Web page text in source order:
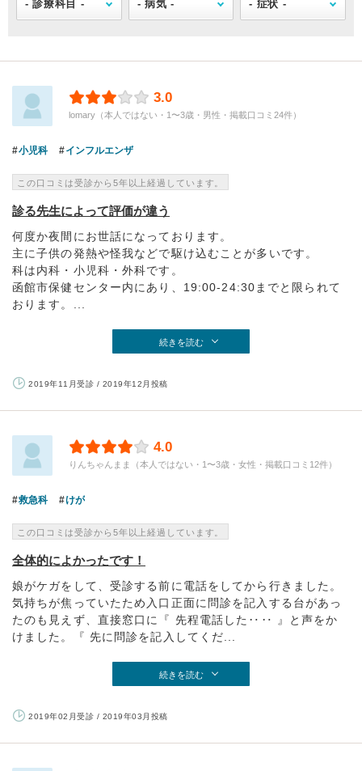
3.0
lomary（本人ではない・1〜3歳・男性・掲載口コミ24件）
小児科 インフルエンザ
この口コミは受診から5年以上経過しています。
診る先生によって評価が違う
何度か夜間にお世話になっております。
主に子供の発熱や怪我などで駆け込むことが多いです。
科は内科・小児科・外科です。
函館市保健センター内にあり、19:00-24:30までと限られて
おります。...
続きを読む
2019年11月受診 / 2019年12月投稿
4.0
りんちゃんまま（本人ではない・1〜3歳・女性・掲載口コミ12件）
救急科 けが
この口コミは受診から5年以上経過しています。
全体的によかったです！
娘がケガをして、受診する前に電話をしてから行きました。
気持ちが焦っていたため入口正面に問診を記入する台があっ
たのも見えず、直接窓口に『 先程電話した‥‥ 』と声をか
けました。『 先に問診を記入してくだ...
続きを読む
2019年02月受診 / 2019年03月投稿